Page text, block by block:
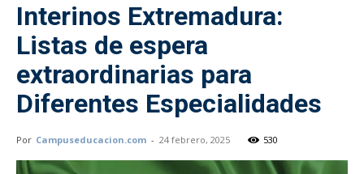
Interinos Extremadura:
Listas de espera
extraordinarias para
Diferentes Especialidades
Por Campuseducacion.com - 24 febrero, 2025 530